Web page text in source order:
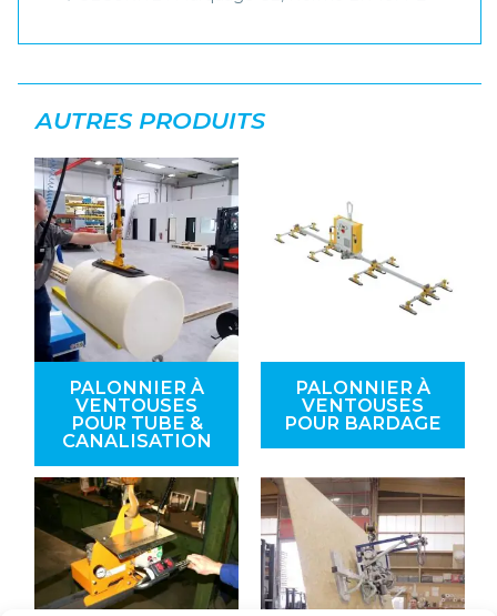
AUTRES PRODUITS
PALONNIER À
VENTOUSES
POUR TUBE &
CANALISATION
PALONNIER À
VENTOUSES
POUR BARDAGE